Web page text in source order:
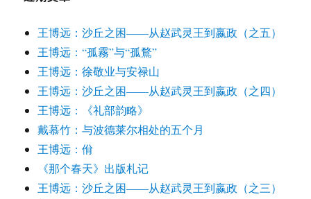
王博远：沙丘之困——从赵武灵王到嬴政（之五）
王博远：“孤霧”与“孤鶩”
王博远：徐敬业与安禄山
王博远：沙丘之困——从赵武灵王到嬴政（之四）
王博远：《礼部韵略》
戴慕竹：与波德莱尔相处的五个月
王博远：佾
《那个春天》出版札记
王博远：沙丘之困——从赵武灵王到嬴政（之三）